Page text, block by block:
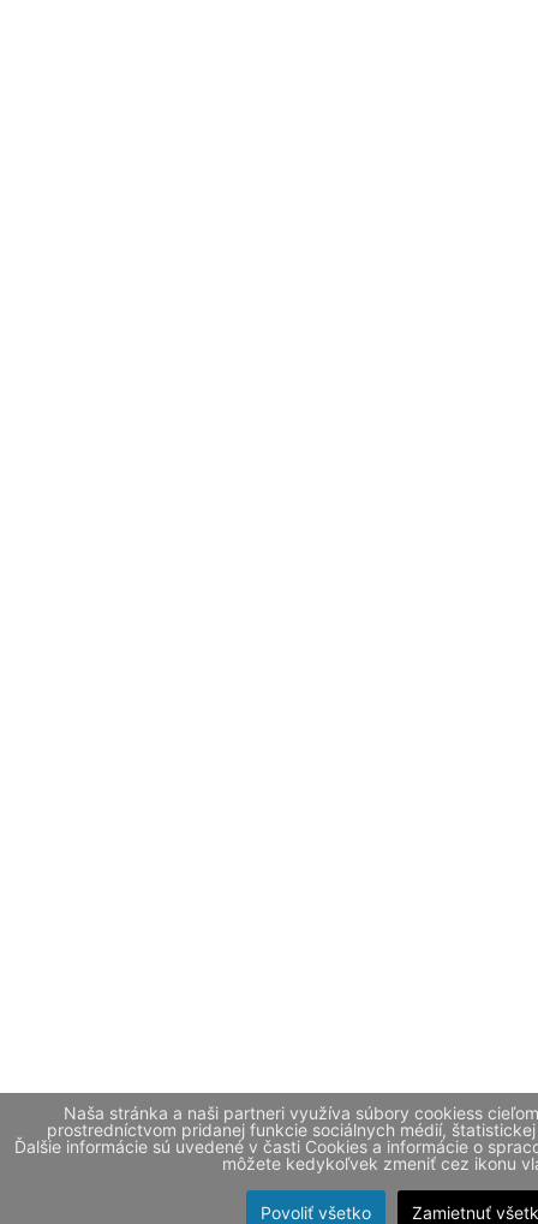
Naša stránka a naši partneri využíva súbory cookiess
prostredníctvom pridanej funkcie sociálnych médií,
Ďalšie informácie sú uvedené v časti Cookies a informácie o
môžete kedykoľvek zmeniť cez ikonu
Povoliť všetko Zamietnuť